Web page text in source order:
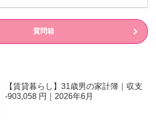
質問箱
【賃貸暮らし】31歳男の家計簿｜収支
-903,058 円｜2026年6月